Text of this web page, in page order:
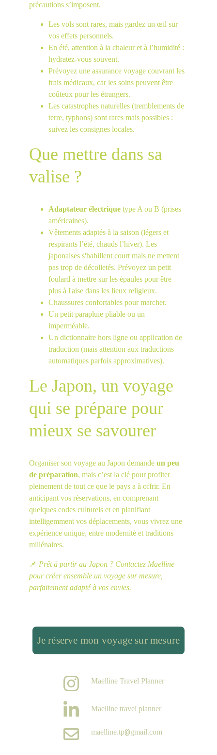
précautions s’imposent.
Les vols sont rares, mais gardez un œil sur
vos effets personnels.
En été, attention à la chaleur et à l’humidité :
hydratez-vous souvent.
Prévoyez une assurance voyage couvrant les
frais médicaux, car les soins peuvent être
coûteux pour les étrangers.
Les catastrophes naturelles (tremblements de
terre, typhons) sont rares mais possibles :
suivez les consignes locales.
Que mettre dans sa
valise ?
Adaptateur électrique type A ou B (prises
américaines).
Vêtements adaptés à la saison (légers et
respirants l’été, chauds l’hiver). Les
japonaises s'habillent court mais ne mettent
pas trop de décolletés. Prévoyez un petit
foulard à mettre sur les épaules pour être
plus à l'aise dans les lieux religieux.
Chaussures confortables pour marcher.
Un petit parapluie pliable ou un
imperméable.
Un dictionnaire hors ligne ou application de
traduction (mais attention aux traductions
automatiques parfois approximatives).
Le Japon, un voyage
qui se prépare pour
mieux se savourer
Organiser son voyage au Japon demande un peu
de préparation, mais c’est la clé pour profiter
pleinement de tout ce que le pays a à offrir. En
anticipant vos réservations, en comprenant
quelques codes culturels et en planifiant
intelligemment vos déplacements, vous vivrez une
expérience unique, entre modernité et traditions
millénaires.
📌 Prêt à partir au Japon ? Contactez Maelline
pour créer ensemble un voyage sur mesure,
parfaitement adapté à vos envies.
maelline.tp@gmail.com
Je réserve mon voyage sur mesure
Maelline Travel Planner
Maelline travel planner